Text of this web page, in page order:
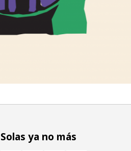
Solas ya no más